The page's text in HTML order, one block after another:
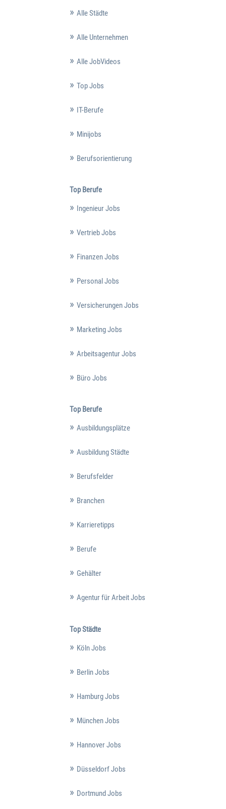
Alle Städte
Alle Unternehmen
Alle JobVideos
Top Jobs
IT-Berufe
Minijobs
Berufsorientierung
Top Berufe
Ingenieur Jobs
Vertrieb Jobs
Finanzen Jobs
Personal Jobs
Versicherungen Jobs
Marketing Jobs
Arbeitsagentur Jobs
Büro Jobs
Top Berufe
Ausbildungsplätze
Ausbildung Städte
Berufsfelder
Branchen
Karrieretipps
Berufe
Gehälter
Agentur für Arbeit Jobs
Top Städte
Köln Jobs
Berlin Jobs
Hamburg Jobs
München Jobs
Hannover Jobs
Düsseldorf Jobs
Dortmund Jobs